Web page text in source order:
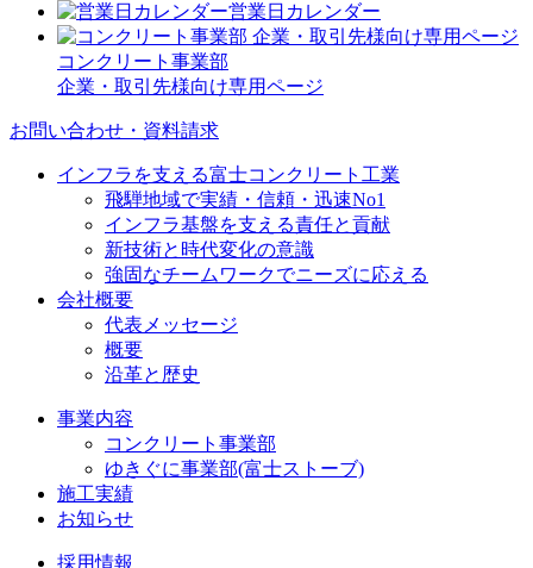
営業日カレンダー
コンクリート事業部
企業・取引先様向け専用ページ
お問い合わせ・資料請求
インフラを支える富士コンクリート工業
飛騨地域で実績・信頼・迅速No1
インフラ基盤を支える責任と貢献
新技術と時代変化の意識
強固なチームワークでニーズに応える
会社概要
代表メッセージ
概要
沿革と歴史
事業内容
コンクリート事業部
ゆきぐに事業部(富士ストーブ)
施工実績
お知らせ
採用情報